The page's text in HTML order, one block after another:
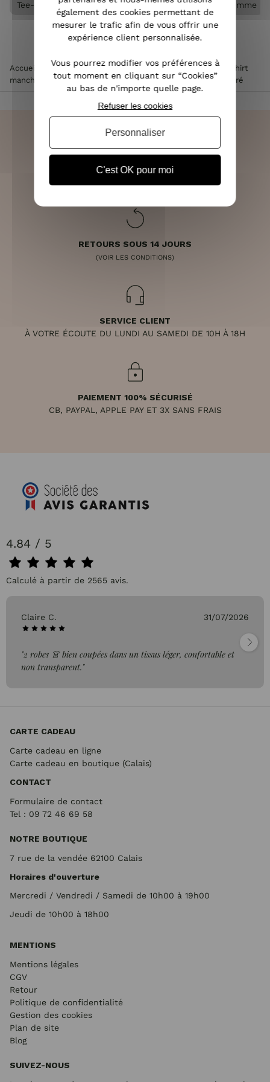
Tee-shirt femme manches courtes Vêtements femme
Accueil Vêtements femme >Tee Shirt / Top femme >
T-shirt
manches courtes femme >T-Shirt blanc Oohlala rose poudré
LIVRAISON RAPIDE
RETOURS SOUS 14 JOURS
(VOIR LES CONDITIONS)
SERVICE CLIENT
À VOTRE ÉCOUTE DU LUNDI AU SAMEDI DE 10H À 18H
PAIEMENT 100% SÉCURISÉ
CB, PAYPAL, APPLE PAY ET 3X SANS FRAIS
4.84 / 5
Calculé à partir de 2565 avis.
Claire C. 31/07/2026
"2 robes 👗 bien coupées dans un tissus léger, confortable et
non transparent."
CARTE CADEAU
Carte cadeau en ligne
Carte cadeau en boutique (Calais)
CONTACT
Formulaire de contact
Tel : 09 72 46 69 58
NOTRE BOUTIQUE
7 rue de la vendée 62100 Calais
Horaires d'ouverture
Mercredi / Vendredi / Samedi de 10h00 à 19h00
Jeudi de 10h00 à 18h00
MENTIONS
Mentions légales
CGV
Retour
Politique de confidentialité
Gestion des cookies
Plan de site
Blog
SUIVEZ-NOUS
également des cookies permettant de
mesurer le trafic afin de vous offrir une
expérience client personnalisée.
Vous pourrez modifier vos préférences à
tout moment en cliquant sur “Cookies”
au bas de n'importe quelle page.
C'est OK pour moi
Refuser les cookies
Personnaliser